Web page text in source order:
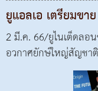
ยูแอลเอ เตรียมขาย
2 มี.ค. 66/ยูไนเต็ดลอ
อวกาศยักษ์ใหญ่สัญชา